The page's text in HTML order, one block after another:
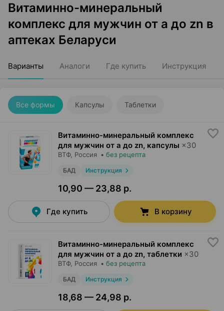
Витаминно-минеральный
комплекс для мужчин от а до zn в
аптеках Беларуси
Варианты Аналоги Где купить Инструкция
Все формы Капсулы Таблетки
Витаминно-минеральный комплекс
для мужчин от а до zn, капсулы ×30
ВТФ, Россия • без рецепта
БАД Инструкция
10,90 — 23,88 р.
Где купить В корзину
Витаминно-минеральный комплекс
для мужчин от а до zn, таблетки ×30
ВТФ, Россия • без рецепта
БАД Инструкция
18,68 — 24,98 р.